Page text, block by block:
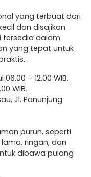
yang terbuat dari
dan disajikan
tersedia dalam
yang tepat untuk
– 12.00 WIB.
WIB.
Jl. Panunjung
purun, seperti
ringan, dan
dibawa pulang